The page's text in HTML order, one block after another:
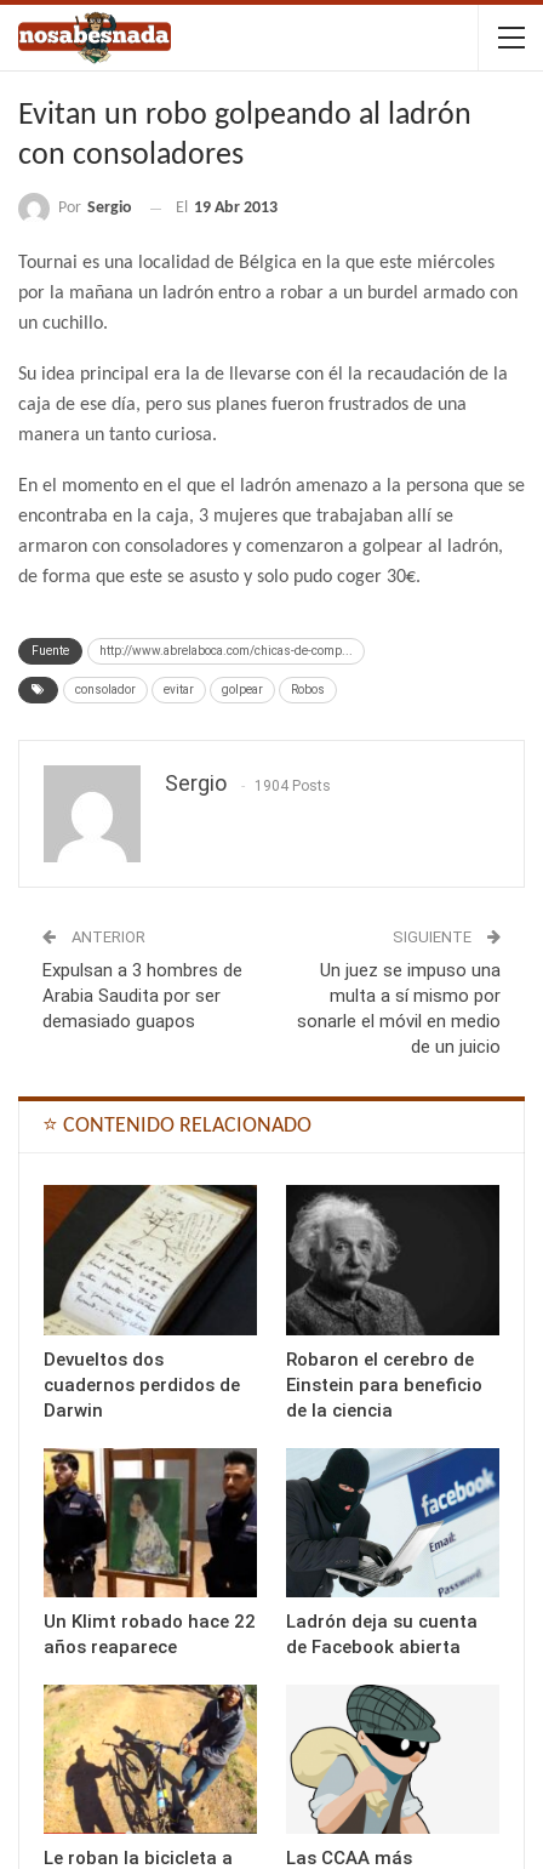
Evitan un robo golpeando al ladrón
con consoladores
Por Sergio El 19 Abr 2013
Tournai es una localidad de Bélgica en la que este miércoles
por la mañana un ladrón entro a robar a un burdel armado con
un cuchillo.
Su idea principal era la de llevarse con él la recaudación de la
caja de ese día, pero sus planes fueron frustrados de una
manera un tanto curiosa.
En el momento en el que el ladrón amenazo a la persona que se
encontraba en la caja, 3 mujeres que trabajaban allí se
armaron con consoladores y comenzaron a golpear al ladrón,
de forma que este se asusto y solo pudo coger 30€.
Fuente http://www.abrelaboca.com/chicas-de-comp...
consolador evitar golpear Robos
Sergio 1904 Posts
ANTERIOR
Expulsan a 3 hombres de
Arabia Saudita por ser
demasiado guapos
SIGUIENTE
Un juez se impuso una
multa a sí mismo por
sonarle el móvil en medio
de un juicio
⭐ CONTENIDO RELACIONADO
Devueltos dos
cuadernos perdidos de
Darwin
Robaron el cerebro de
Einstein para beneficio
de la ciencia
Un Klimt robado hace 22
años reaparece
Ladrón deja su cuenta
de Facebook abierta
Le roban la bicicleta a
Las CCAA más